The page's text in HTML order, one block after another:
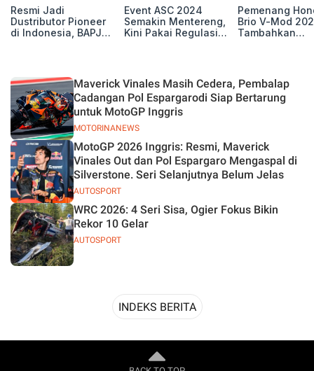
Resmi Jadi
Dustributor Pioneer
di Indonesia, BAPJ
Event ASC 2024
Semakin Mentereng,
Kini Pakai Regulasi
Pemenang
Brio V-Mod
Tambahkan
MOTORINANEWS
Maverick Vinales Masih Cedera, Pembalap
Cadangan Pol Espargarodi Siap Bertarung
untuk MotoGP Inggris
AUTOSPORT
MotoGP 2026 Inggris: Resmi, Maverick
Vinales Out dan Pol Espargaro Mengaspal di
Silverstone. Seri Selanjutnya Belum Jelas
AUTOSPORT
WRC 2026: 4 Seri Sisa, Ogier Fokus Bikin
Rekor 10 Gelar
INDEKS BERITA